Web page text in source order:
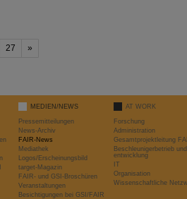
27 »
MEDIEN/NEWS
Pressemitteilungen
News-Archiv
FAIR-News
Mediathek
Logos/Erscheinungsbild
target-Magazin
FAIR- und GSI-Broschüren
Veranstaltungen
Besichtigungen bei GSI/FAIR
AT WORK
Forschung
Administration
Gesamtprojektleitung
Beschleunigerbetrieb
entwicklung
IT
Organisation
Wissenschaftliche